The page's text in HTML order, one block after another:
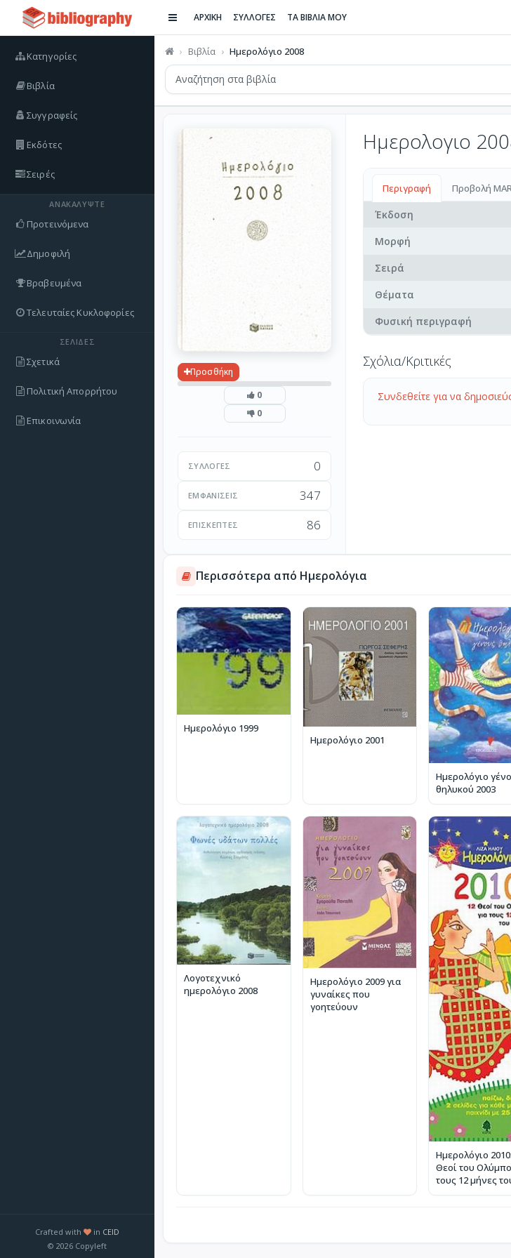
Κατηγορίες
Βιβλία
Συγγραφείς
Εκδότες
Σειρές
ΑΝΑΚΑΛΎΨΤΕ
Προτεινόμενα
Δημοφιλή
Βραβευμένα
Τελευταίες Κυκλοφορίες
ΣΕΛΊΔΕΣ
Σχετικά
Πολιτική Απορρήτου
Επικοινωνία
Crafted with in CEID
© 2026 Copyleft
ΑΡΧΙΚΗ ΣΥΛΛΟΓΕΣ ΤΑ ΒΙΒΛΙΑ ΜΟΥ
Βιβλία Ημερολόγιο 2008
Προσθήκη
0
0
ΣΥΛΛΟΓΈΣ 0
ΕΜΦΑΝΊΣΕΙΣ 347
ΕΠΙΣΚΈΠΤΕΣ 86
Ημερολογιο
Περιγραφή Προβολή
Έκδοση
Μορφή
Σειρά
Θέματα
Φυσική περιγραφή
Σχόλια/Κριτικές
Συνδεθείτε για να
Περισσότερα από Ημερολόγια
Ημερολόγιο 1999
Ημερολόγιο 2001
Ημερολόγιο
θηλυκού 2003
Λογοτεχνικό
ημερολόγιο 2008
Ημερολόγιο 2009 για
γυναίκες που
γοητεύουν
Ημερολόγιο
Θεοί του
τους 12 μήνες